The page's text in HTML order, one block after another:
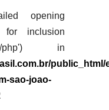
opening
for inclusion
php') in
public_html/
sao-joao-